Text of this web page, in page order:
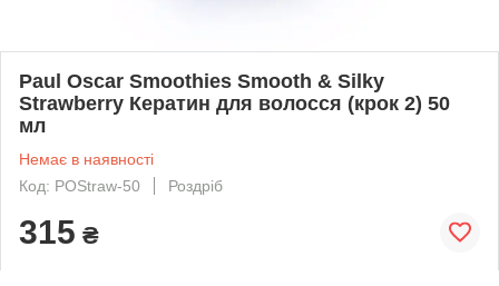
Paul Oscar Smoothies Smooth & Silky
Strawberry Кератин для волосся (крок 2) 50
мл
Немає в наявності
Код: POStraw-50
Роздріб
315 ₴